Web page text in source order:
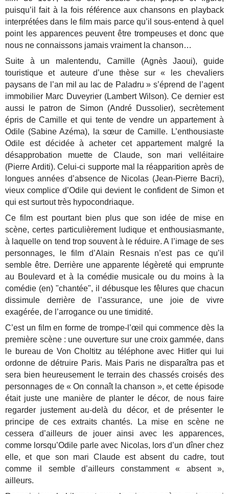
puisqu’il fait à la fois référence aux chansons en playback
interprétées dans le film mais parce qu’il sous-entend à quel
point les apparences peuvent être trompeuses et donc que
nous ne connaissons jamais vraiment la chanson…
Suite à un malentendu, Camille (Agnès Jaoui), guide
touristique et auteure d’une thèse sur « les chevaliers
paysans de l’an mil au lac de Paladru » s’éprend de l’agent
immobilier Marc Duveyrier (Lambert Wilson). Ce dernier est
aussi le patron de Simon (André Dussolier), secrètement
épris de Camille et qui tente de vendre un appartement à
Odile (Sabine Azéma), la sœur de Camille. L’enthousiaste
Odile est décidée à acheter cet appartement malgré la
désapprobation muette de Claude, son mari velléitaire
(Pierre Arditi). Celui-ci supporte mal la réapparition après de
longues années d’absence de Nicolas (Jean-Pierre Bacri),
vieux complice d’Odile qui devient le confident de Simon et
qui est surtout très hypocondriaque.
Ce film est pourtant bien plus que son idée de mise en
scène, certes particulièrement ludique et enthousiasmante,
à laquelle on tend trop souvent à le réduire. A l’image de ses
personnages, le film d’Alain Resnais n’est pas ce qu’il
semble être. Derrière une apparente légèreté qui emprunte
au Boulevard et à la comédie musicale ou du moins à la
comédie (en) "chantée", il débusque les fêlures que chacun
dissimule derrière de l’assurance, une joie de vivre
exagérée, de l’arrogance ou une timidité.
C’est un film en forme de trompe-l’œil qui commence dès la
première scène : une ouverture sur une croix gammée, dans
le bureau de Von Choltitz au téléphone avec Hitler qui lui
ordonne de détruire Paris. Mais Paris ne disparaîtra pas et
sera bien heureusement le terrain des chassés croisés des
personnages de « On connaît la chanson », et cette épisode
était juste une manière de planter le décor, de nous faire
regarder justement au-delà du décor, et de présenter le
principe de ces extraits chantés. La mise en scène ne
cessera d’ailleurs de jouer ainsi avec les apparences,
comme lorsqu’Odile parle avec Nicolas, lors d’un dîner chez
elle, et que son mari Claude est absent du cadre, tout
comme il semble d’ailleurs constamment « absent »,
ailleurs.